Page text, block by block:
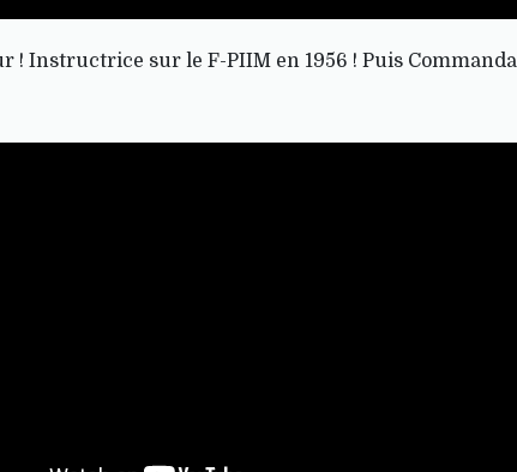
! Instructrice sur le F-PIIM en 1956 ! Puis